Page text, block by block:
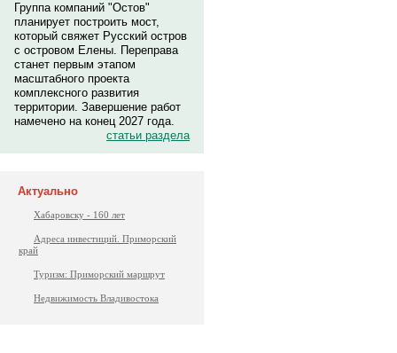
Группа компаний "Остов"
планирует построить мост,
который свяжет Русский остров
с островом Елены. Переправа
станет первым этапом
масштабного проекта
комплексного развития
территории. Завершение работ
намечено на конец 2027 года.
статьи раздела
Актуально
Хабаровску - 160 лет
Адреса инвестиций. Приморский
край
Туризм: Приморский маршрут
Недвижимость Владивостока